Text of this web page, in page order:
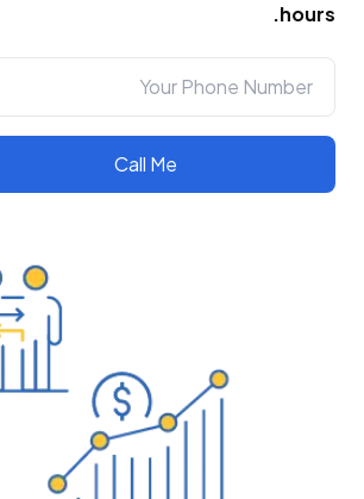
تجاوزوا توقعاتي بكل الطرق. من الاستشارة الأولية
لحلول تكنولوجيا المعلومات لدينا، أظهر فريقهم
فنية حقيقية والتزامًا صادقًا بحل تحديات أعمالنا.
كانت الخدمة سريعة واحترافية وتجاوزت توقعاتي.
دانيال كاروريكوريا
فريق داعم جدًا.. أقدّر استجابتهم السريعة
hours.
Call Me